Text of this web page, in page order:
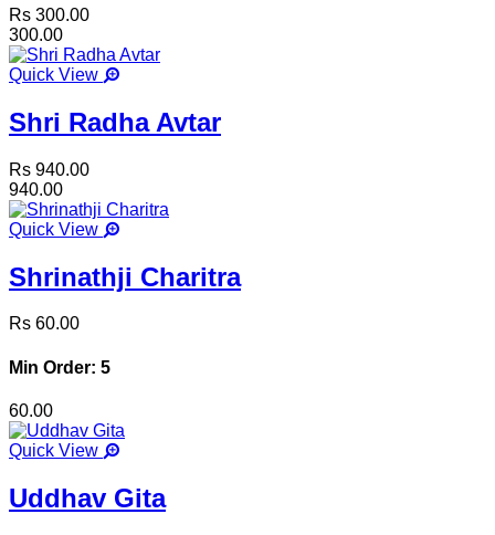
Rs 300.00
300.00
Quick View
Shri Radha Avtar
Rs 940.00
940.00
Quick View
Shrinathji Charitra
Rs 60.00
Min Order: 5
60.00
Quick View
Uddhav Gita